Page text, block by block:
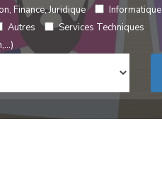
Finance, Juridique
Informatique
Autres
Services Techniques